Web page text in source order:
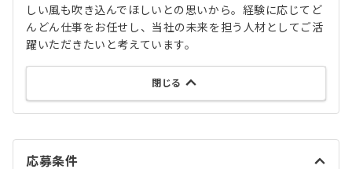
しい風も吹き込んでほしいとの思いから。経験に応じてど
んどん仕事をお任せし、当社の未来を担う人材としてご活
躍いただきたいと考えています。
閉じる
応募条件